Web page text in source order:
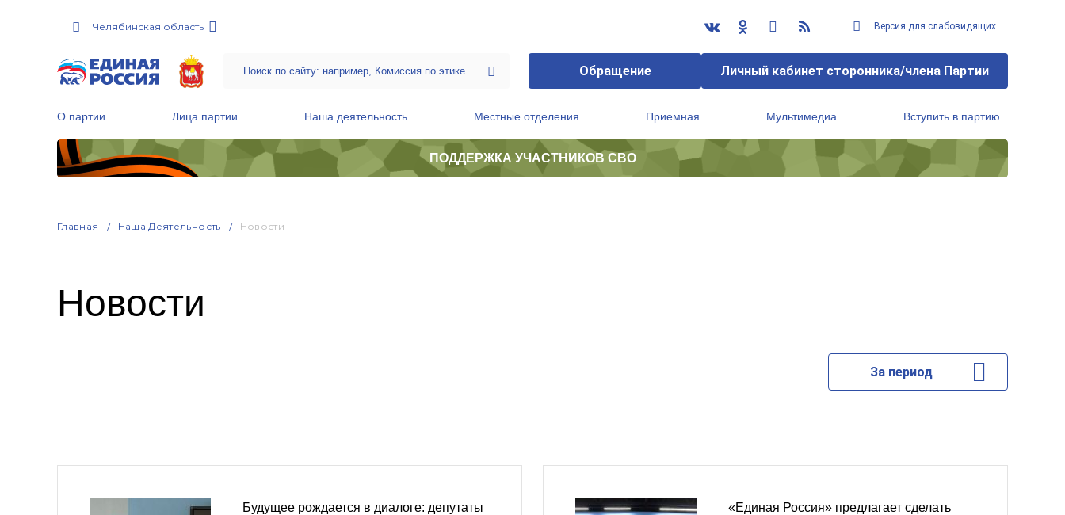
Челябинская область Версия для слабовидящих
Обращение Личный кабинет сторонника/члена Партии
О партии Лица партии Наша деятельность Местные отделения Приемная Мультимедиа Вступить в партию
ПОДДЕРЖКА УЧАСТНИКОВ СВО
Главная Наша Деятельность Новости
Новости
За период
Будущее рождается в диалоге: депутаты
«Единая Россия» предлагает сделать